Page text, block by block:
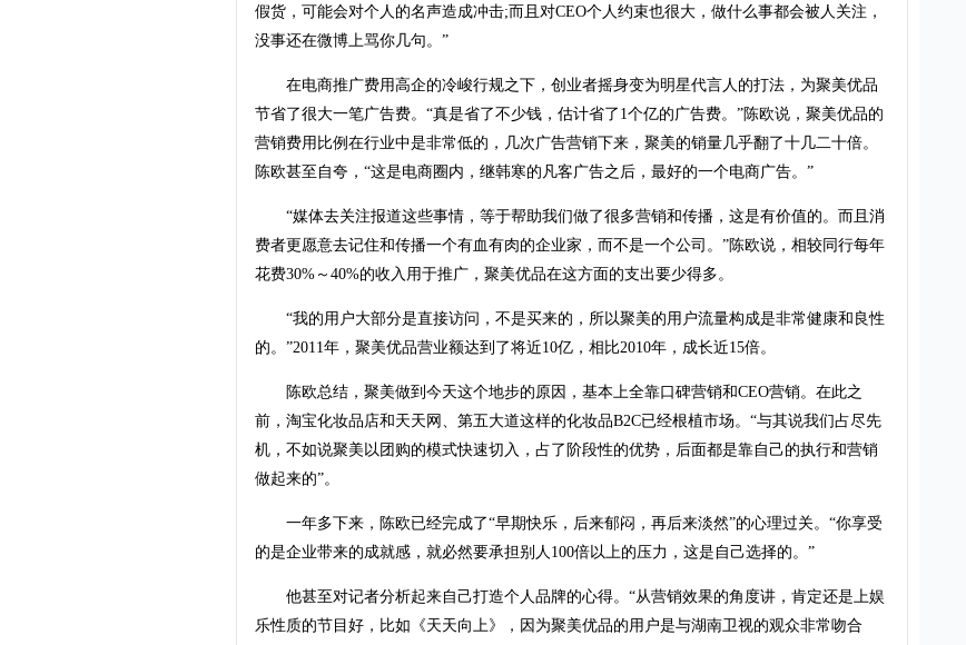
假货，可能会对个人的名声造成冲击;而且对CEO个人约束也很大，做什么事都会被人关注，
没事还在微博上骂你几句。”
在电商推广费用高企的冷峻行规之下，创业者摇身变为明星代言人的打法，为聚美优品
节省了很大一笔广告费。“真是省了不少钱，估计省了1个亿的广告费。”陈欧说，聚美优品的
营销费用比例在行业中是非常低的，几次广告营销下来，聚美的销量几乎翻了十几二十倍。
陈欧甚至自夸，“这是电商圈内，继韩寒的凡客广告之后，最好的一个电商广告。”
“媒体去关注报道这些事情，等于帮助我们做了很多营销和传播，这是有价值的。而且消
费者更愿意去记住和传播一个有血有肉的企业家，而不是一个公司。”陈欧说，相较同行每年
花费30%～40%的收入用于推广，聚美优品在这方面的支出要少得多。
“我的用户大部分是直接访问，不是买来的，所以聚美的用户流量构成是非常健康和良性
的。”2011年，聚美优品营业额达到了将近10亿，相比2010年，成长近15倍。
陈欧总结，聚美做到今天这个地步的原因，基本上全靠口碑营销和CEO营销。在此之
前，淘宝化妆品店和天天网、第五大道这样的化妆品B2C已经根植市场。“与其说我们占尽先
机，不如说聚美以团购的模式快速切入，占了阶段性的优势，后面都是靠自己的执行和营销
做起来的”。
一年多下来，陈欧已经完成了“早期快乐，后来郁闷，再后来淡然”的心理过关。“你享受
的是企业带来的成就感，就必然要承担别人100倍以上的压力，这是自己选择的。”
他甚至对记者分析起来自己打造个人品牌的心得。“从营销效果的角度讲，肯定还是上娱
乐性质的节目好，比如《天天向上》，因为聚美优品的用户是与湖南卫视的观众非常吻合